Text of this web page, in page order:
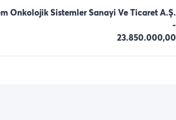
Onkolojik Sistemler Sanayi Ve Ticaret A.Ş.
-
23.850.000,00